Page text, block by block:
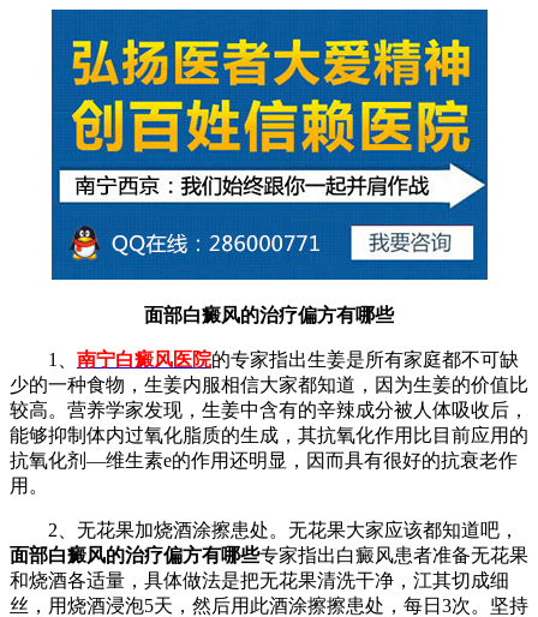
面部白癜风的治疗偏方有哪些
1、 南宁白癜风医院的专家指出生姜是所有家庭都不可缺
少的一种食物，生姜内服相信大家都知道，因为生姜的价值比
较高。营养学家发现，生姜中含有的辛辣成分被人体吸收后，
能够抑制体内过氧化脂质的生成，其抗氧化作用比目前应用的
抗氧化剂—维生素e的作用还明显，因而具有很好的抗衰老作
用。
2、无花果加烧酒涂擦患处。无花果大家应该都知道吧，
面部白癜风的治疗偏方有哪些专家指出白癜风患者准备无花果
和烧酒各适量，具体做法是把无花果清洗干净，江其切成细
丝，用烧酒浸泡5天，然后用此酒涂擦擦患处，每日3次。坚持